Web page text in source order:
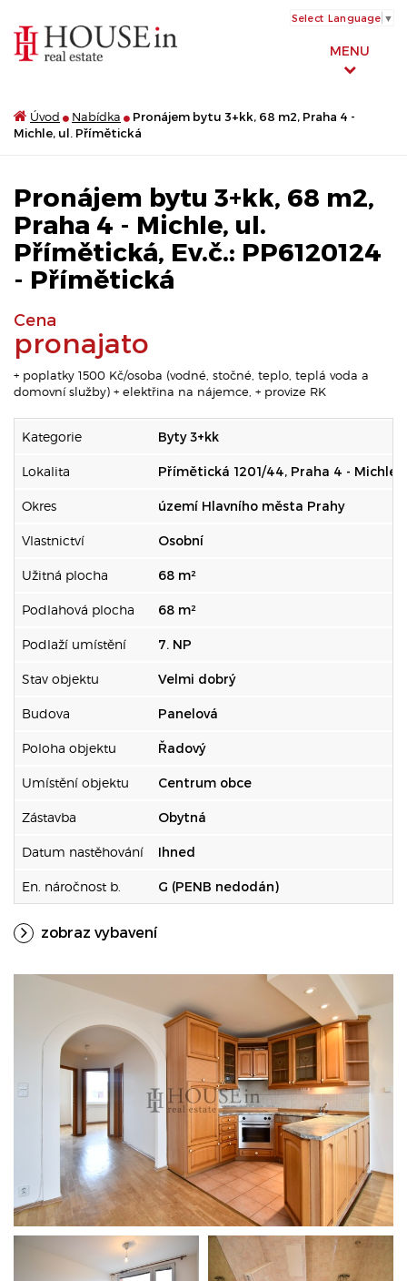
MENU
Select Language ▼
Úvod Nabídka
Pronájem bytu 3+kk, 68 m2, Praha 4 -
Michle, ul. Přímětická
Pronájem bytu 3+kk, 68 m2,
Praha 4 - Michle, ul.
Přímětická, Ev.č.: PP6120124
- Přímětická
Cena
pronajato
+ poplatky 1500 Kč/osoba (vodné, stočné, teplo, teplá voda a
domovní služby) + elektřina na nájemce, + provize RK
Kategorie Byty 3+kk
Lokalita Přímětická 1201/44, Praha 4 - Michle
Okres území Hlavního města Prahy
Vlastnictví Osobní
Užitná plocha 68 m²
Podlahová plocha 68 m²
Podlaží umístění 7. NP
Stav objektu Velmi dobrý
Budova Panelová
Poloha objektu Řadový
Umístění objektu Centrum obce
Zástavba Obytná
Datum nastěhování Ihned
En. náročnost b. G (PENB nedodán)
zobraz vybavení